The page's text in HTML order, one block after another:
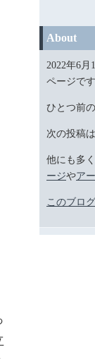
About
2022年6月
ページです
ひとつ前
次の投稿は
他にも多
ージやア
このブロ